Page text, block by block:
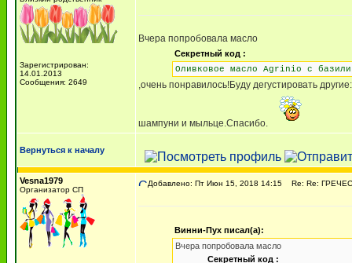
Зарегистрирован:
14.01.2013
Сообщения: 2649
Вчера попробовала масло
Секретный код :
Оливковое масло Agrinio с
,очень понравилось!Буду дегустировать
шампуни и мыльце.Спасибо.
Вернуться к началу
Vesna1979
Организатор СП
Добавлено: Пт Июн 15, 2018 14:15 Re: Re:
Винни-Пух писал(а):
Вчера попробовала масло
Секретный код :